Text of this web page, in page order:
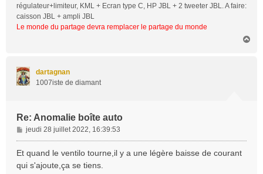
régulateur+limiteur, KML + Ecran type C, HP JBL + 2 tweeter JBL. A faire:
caisson JBL + ampli JBL
Le monde du partage devra remplacer le partage du monde
dartagnan
1007iste de diamant
Re: Anomalie boîte auto
M
e
s
s
jeudi 28 juillet 2022, 16:39:53
Et quand le ventilo tourne,il y a une légère baisse de courant
qui s'ajoute,ça se tiens.